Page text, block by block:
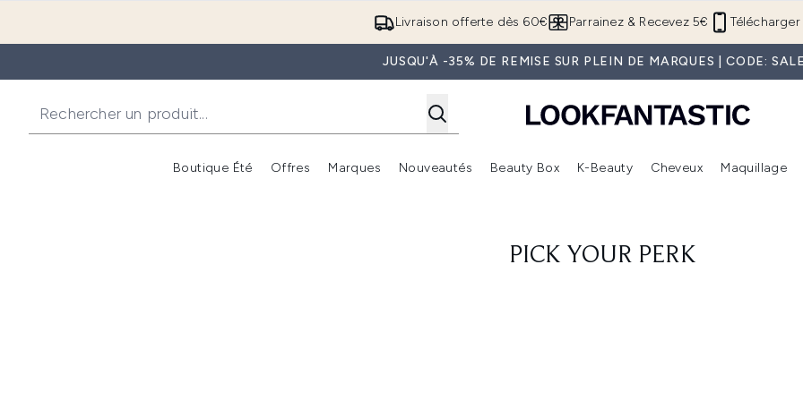
Passer au contenu principal
Livraison offerte dès 60€ Télécharger
Parrainez & Recevez 5€
JUSQU'À -35% DE REMISE SUR PLEIN DE MARQUES | CODE:
Boutique Été
Accédez au sous-menu (Boutique Été )
Offres
Accédez au sous-menu (Offres)
Marques
Accédez au sous-menu (Marques)
Nouveautés
Accédez au sous-menu (Nouveautés)
Beauty Box
Accédez au sous-menu (Beauty Box)
K-Beauty Cheveux Maquillage
PICK YOUR PERK